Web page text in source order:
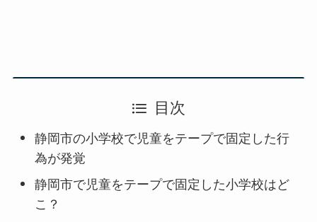
目次
静岡市の小学校で児童をテープで固定した行
為が発覚
静岡市で児童をテープで固定した小学校はど
こ？